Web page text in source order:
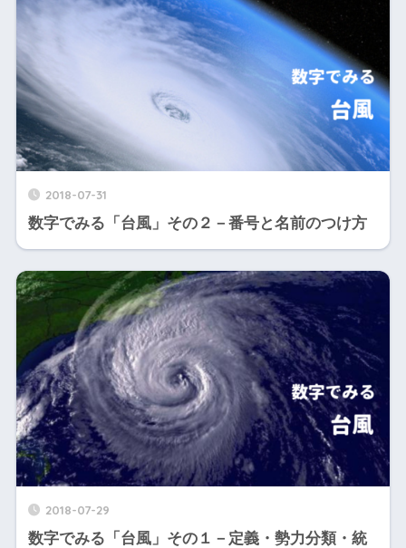
2018-07-31
数字でみる「台風」その２－番号と名前のつけ方
2018-07-29
数字でみる「台風」その１－定義・勢力分類・統